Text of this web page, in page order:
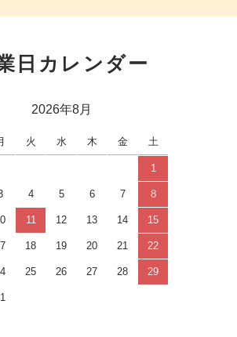
日カレンダー
2026年8月
火 水 木 金 土
1
4 5 6 7 8
11 12 13 14 15
18 19 20 21 22
25 26 27 28 29